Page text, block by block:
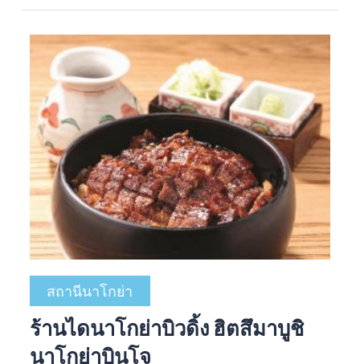
สถานีนาโกย่า
ร้านไดนาโกย่าบิวดิ้ง ฮิตสึมาบูชิ
นาโกย่าบินโจ